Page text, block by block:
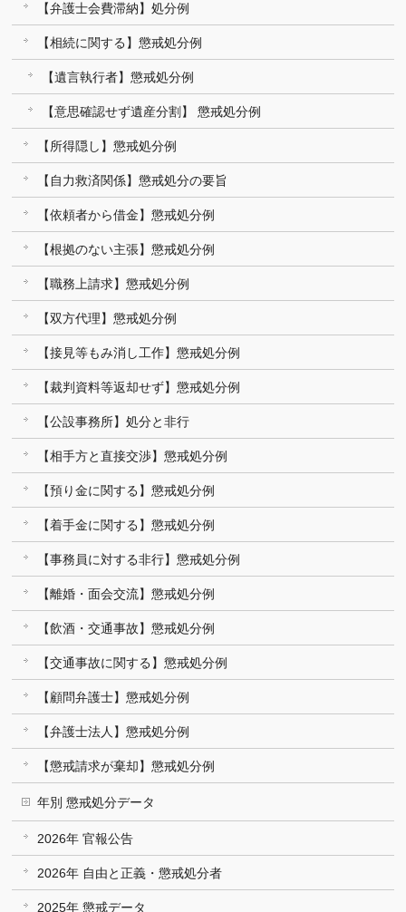
【弁護士会費滞納】処分例
【相続に関する】懲戒処分例
【遺言執行者】懲戒処分例
【意思確認せず遺産分割】 懲戒処分例
【所得隠し】懲戒処分例
【自力救済関係】懲戒処分の要旨
【依頼者から借金】懲戒処分例
【根拠のない主張】懲戒処分例
【職務上請求】懲戒処分例
【双方代理】懲戒処分例
【接見等もみ消し工作】懲戒処分例
【裁判資料等返却せず】懲戒処分例
【公設事務所】処分と非行
【相手方と直接交渉】懲戒処分例
【預り金に関する】懲戒処分例
【着手金に関する】懲戒処分例
【事務員に対する非行】懲戒処分例
【離婚・面会交流】懲戒処分例
【飲酒・交通事故】懲戒処分例
【交通事故に関する】懲戒処分例
【顧問弁護士】懲戒処分例
【弁護士法人】懲戒処分例
【懲戒請求が棄却】懲戒処分例
年別 懲戒処分データ
2026年 官報公告
2026年 自由と正義・懲戒処分者
2025年 懲戒データ